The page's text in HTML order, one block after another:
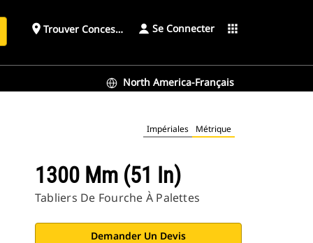
place Trouver ConcessionnaireSe Connecter apps
North America-Français
Impériales Métrique
1300 Mm (51 In)
Tabliers De Fourche À Palettes
Demander Un Devis